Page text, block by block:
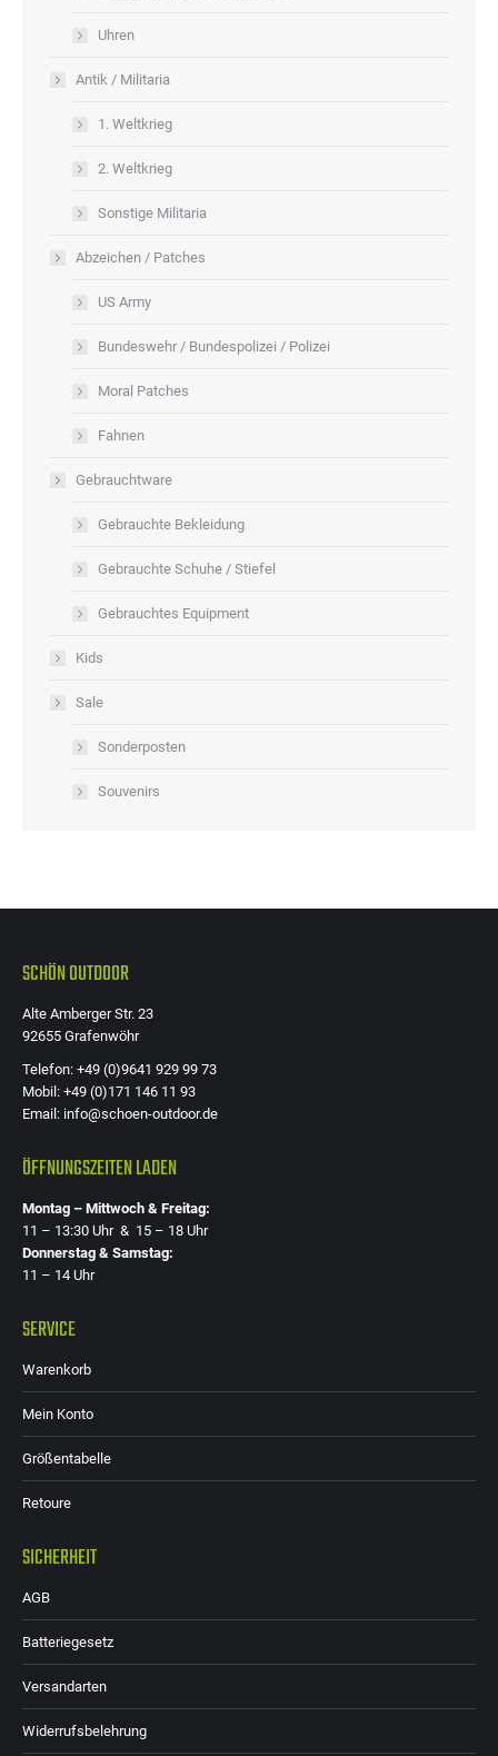
Uhren
Antik / Militaria
1. Weltkrieg
2. Weltkrieg
Sonstige Militaria
Abzeichen / Patches
US Army
Bundeswehr / Bundespolizei / Polizei
Moral Patches
Fahnen
Gebrauchtware
Gebrauchte Bekleidung
Gebrauchte Schuhe / Stiefel
Gebrauchtes Equipment
Kids
Sale
Sonderposten
Souvenirs
SCHÖN OUTDOOR
Alte Amberger Str. 23
92655 Grafenwöhr
Telefon: +49 (0)9641 929 99 73
Mobil: +49 (0)171 146 11 93
Email: info@schoen-outdoor.de
ÖFFNUNGSZEITEN LADEN
Montag – Mittwoch & Freitag:
11 – 13:30 Uhr & 15 – 18 Uhr
Donnerstag & Samstag:
11 – 14 Uhr
SERVICE
Warenkorb
Mein Konto
Größentabelle
Retoure
SICHERHEIT
AGB
Batteriegesetz
Versandarten
Widerrufsbelehrung